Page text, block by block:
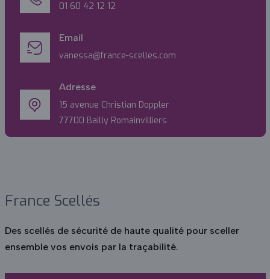
01 60 42 12 12
Email
vanessa@france-scelles.com
Adresse
15 avenue Christian Doppler
77700 Bailly Romainvilliers
France Scellés
Des scellés de sécurité de haute qualité pour sceller
ensemble vos envois par la traçabilité.